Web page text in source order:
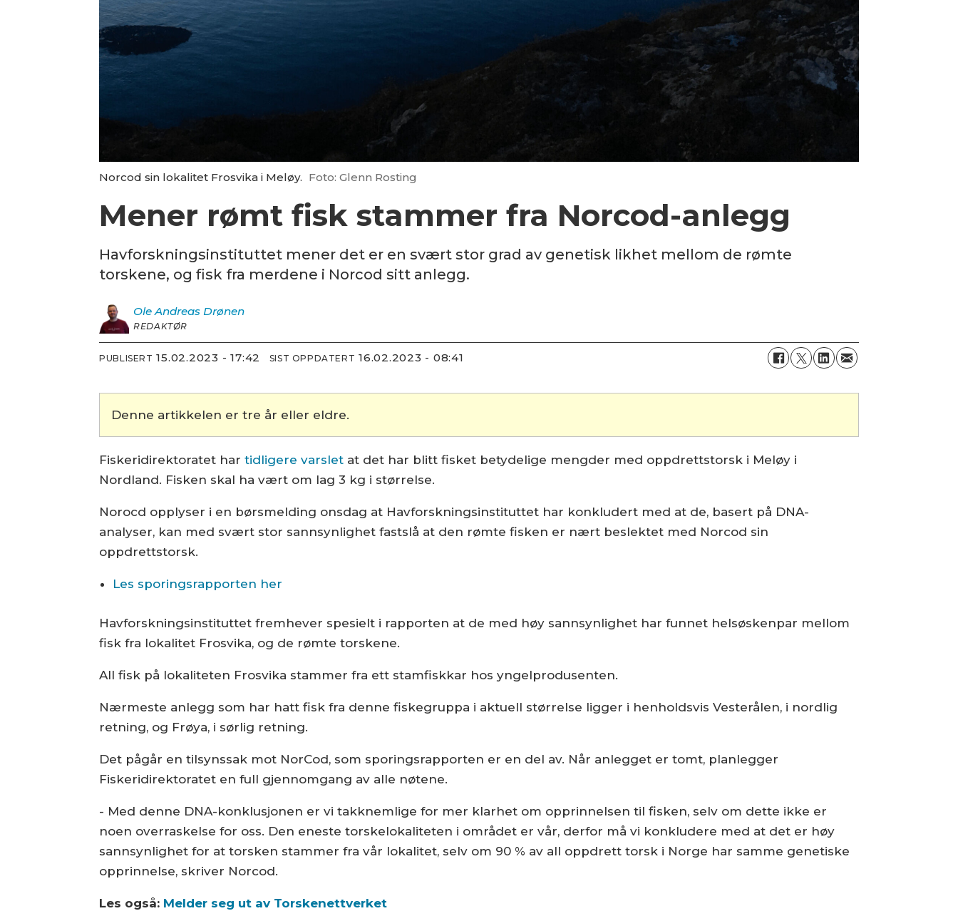
Norcod sin lokalitet Frosvika i Meløy. Foto: Glenn Rosting
Mener rømt fisk stammer fra Norcod-anlegg
Havforskningsinstituttet mener det er en svært stor grad av genetisk likhet mellom de rømte
torskene, og fisk fra merdene i Norcod sitt anlegg.
Ole Andreas Drønen
REDAKTØR
PUBLISERT 15.02.2023 - 17:42 SIST OPPDATERT 16.02.2023 - 08:41
Denne artikkelen er tre år eller eldre.
Fiskeridirektoratet hartidligere varslet at det har blitt fisket betydelige mengder med oppdrettstorsk i Meløy i
Nordland. Fisken skal ha vært om lag 3 kg i størrelse.
Norocd opplyser i en børsmelding onsdag at Havforskningsinstituttet har konkludert med at de, basert på DNA-
analyser, kan med svært stor sannsynlighet fastslå at den rømte fisken er nært beslektet med Norcod sin
oppdrettstorsk.
Les sporingsrapporten her
Havforskningsinstituttet fremhever spesielt i rapporten at de med høy sannsynlighet har funnet helsøskenpar mellom
fisk fra lokalitet Frosvika, og de rømte torskene.
All fisk på lokaliteten Frosvika stammer fra ett stamfiskkar hos yngelprodusenten.
Nærmeste anlegg som har hatt fisk fra denne fiskegruppa i aktuell størrelse ligger i henholdsvis Vesterålen, i nordlig
retning, og Frøya, i sørlig retning.
Det pågår en tilsynssak mot NorCod, som sporingsrapporten er en del av. Når anlegget er tomt, planlegger
Fiskeridirektoratet en full gjennomgang av alle nøtene.
- Med denne DNA-konklusjonen er vi takknemlige for mer klarhet om opprinnelsen til fisken, selv om dette ikke er
noen overraskelse for oss. Den eneste torskelokaliteten i området er vår, derfor må vi konkludere med at det er høy
sannsynlighet for at torsken stammer fra vår lokalitet, selv om 90 % av all oppdrett torsk i Norge har samme genetiske
opprinnelse, skriver Norcod.
Les også: Melder seg ut av Torskenettverket